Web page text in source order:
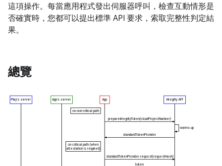
這項操作。每當應用程式發出伺服器呼叫，檢查互動情形是
否確實時，您都可以提出標準 API 要求，索取完整性判定結
果。
總覽